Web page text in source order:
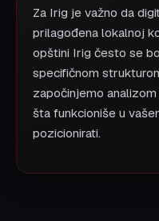
Za Irig je važno da
prilagođena lokalnoj
opštini Irig često se
specifičnom
započinjemo
šta funkcioniše u
pozicionirati.